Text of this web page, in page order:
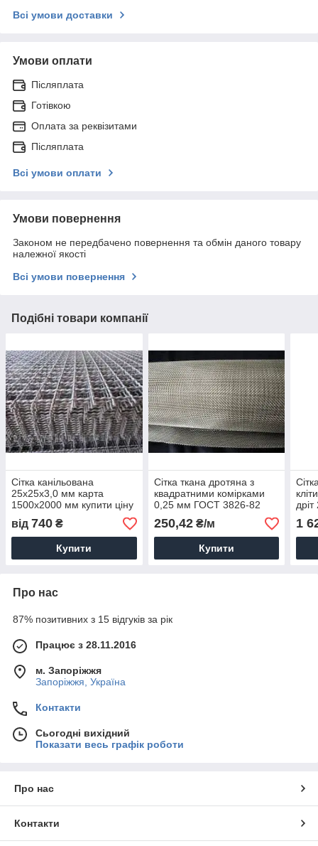
Всі умови доставки
Умови оплати
Післяплата
Готівкою
Оплата за реквізитами
Післяплата
Всі умови оплати
Умови повернення
Законом не передбачено повернення та обмін даного товару
належної якості
Всі умови повернення
Подібні товари компанії
Сітка канільована
25х25х3,0 мм карта
1500х2000 мм купити ціну
доставка
від 740 ₴
Купити
Сітка ткана дротяна з
квадратними комірками
0,25 мм ГОСТ 3826-82
купити ціну доставляння
250,42₴/м
Купити
1
Про нас
87% позитивних з 15 відгуків за рік
Працює з 28.11.2016
м. Запоріжжя
Запоріжжя, Україна
Контакти
Сьогодні вихідний
Показати весь графік роботи
Про нас
Контакти